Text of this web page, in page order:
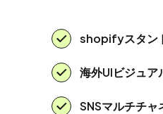
shopifyスタン
海外UIビジュア
SNSマルチチ